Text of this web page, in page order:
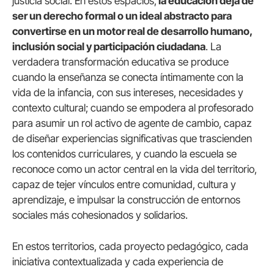
ser un derecho formal o un ideal abstracto para
convertirse en un motor real de desarrollo humano,
inclusión social y participación ciudadana. La
verdadera transformación educativa se produce
cuando la enseñanza se conecta íntimamente con la
vida de la infancia, con sus intereses, necesidades y
contexto cultural; cuando se empodera al profesorado
para asumir un rol activo de agente de cambio, capaz
de diseñar experiencias significativas que trascienden
los contenidos curriculares, y cuando la escuela se
reconoce como un actor central en la vida del territorio,
capaz de tejer vínculos entre comunidad, cultura y
aprendizaje, e impulsar la construcción de entornos
sociales más cohesionados y solidarios.
En estos territorios, cada proyecto pedagógico, cada
iniciativa contextualizada y cada experiencia de